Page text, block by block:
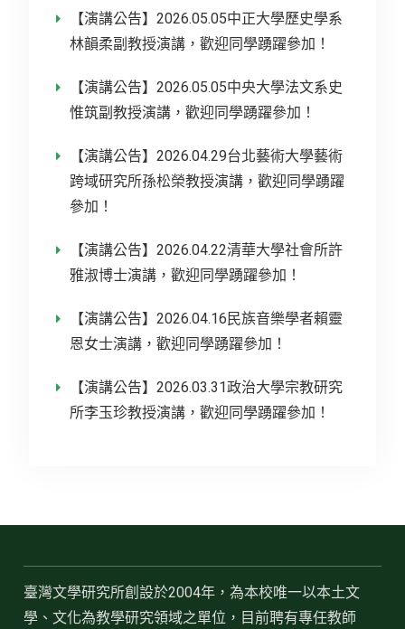
【演講公告】2026.05.05中正大學歷史學系
林韻柔副教授演講，歡迎同學踴躍參加！
【演講公告】2026.05.05中央大學法文系史
惟筑副教授演講，歡迎同學踴躍參加！
【演講公告】2026.04.29台北藝術大學藝術
跨域研究所孫松榮教授演講，歡迎同學踴躍
參加！
【演講公告】2026.04.22清華大學社會所許
雅淑博士演講，歡迎同學踴躍參加！
【演講公告】2026.04.16民族音樂學者賴靈
恩女士演講，歡迎同學踴躍參加！
【演講公告】2026.03.31政治大學宗教研究
所李玉珍教授演講，歡迎同學踴躍參加！
臺灣文學研究所創設於2004年，為本校唯一以本土文
學、文化為教學研究領域之單位，目前聘有專任教師